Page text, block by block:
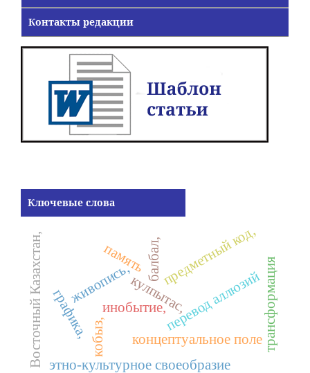
Контакты редакции
Ключевые слова
живопись,
графика,кобыз,
балбал,
кулпытас,
предметный код,
инобытие,
память
перевод аллюзийтрансформация
этно-культурное своеобразие
Восточный Казахстан, концептуальное поле